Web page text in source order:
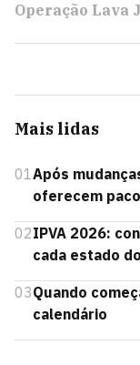
Operação Lava
Mais lidas
01Após
oferecem
02IPVA 2026:
cada estado
03Quando
calendário